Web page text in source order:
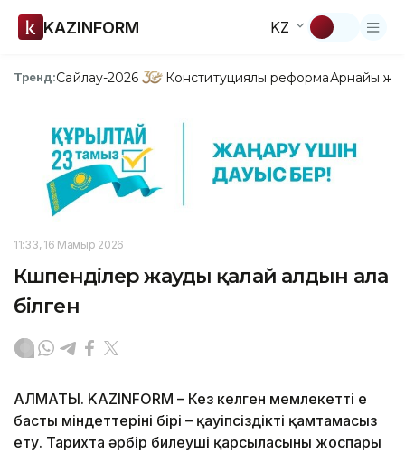
KAZINFORM KZ
Тренд:Сайлау-2026 Конституциялық реформаАрнайы
11:33, 16 Мамыр 2026
Көшпенділер жауды қалай алдын ала
білген
АЛМАТЫ. KAZINFORM – Кез келген мемлекеттің ең
басты міндеттерінің бірі – қауіпсіздікті қамтамасыз
ету. Тарихта әрбір билеуші қарсыласының жоспары